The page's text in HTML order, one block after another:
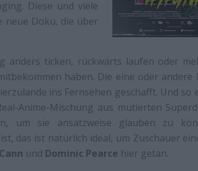
Diese und viele
Doku, die über
anders ticken, rückwärts laufen oder
haben. Die eine oder andere
ins Fernsehen geschafft. Und so
Anime-Mischung aus mutierten
um sie ansatzweise glauben zu
das ist natürlich ideal, um Zuschauer
und Dominic Pearce hier getan.